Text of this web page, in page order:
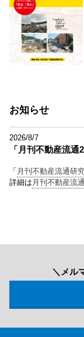
お知らせ
2026/8/7
「月刊不動産流通
「 月刊不動産流通研
詳細は 月刊不動産流
＼メル